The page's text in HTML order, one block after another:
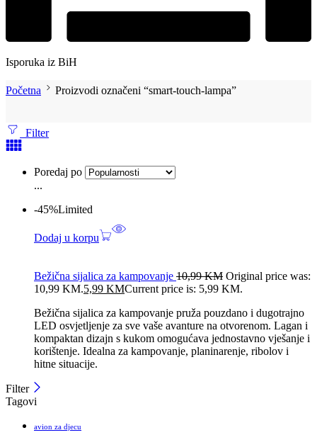
Isporuka iz BiH
Početna Proizvodi označeni “smart-touch-lampa”
Filter
Poredaj po
...
-45%Limited
Dodaj u korpu
Bežična sijalica za kampovanje 10,99KM Original price was:
10,99 KM.5,99 KMCurrent price is: 5,99 KM.
Bežična sijalica za kampovanje pruža pouzdano i dugotrajno
LED osvjetljenje za sve vaše avanture na otvorenom. Lagan i
kompaktan dizajn s kukom omogućava jednostavno vješanje i
korištenje. Idealna za kampovanje, planinarenje, ribolov i
hitne situacije.
Filter
Tagovi
avion za djecu